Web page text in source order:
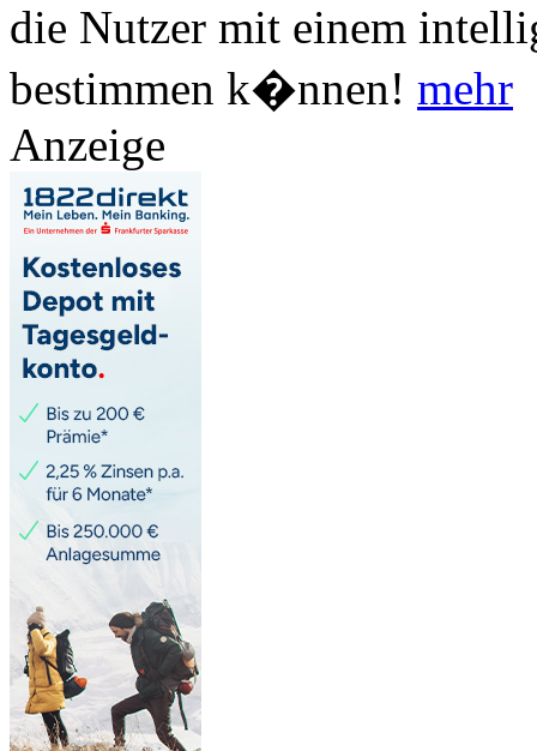
die Nutzer mit einem
bestimmen k�nnen! mehr
Anzeige